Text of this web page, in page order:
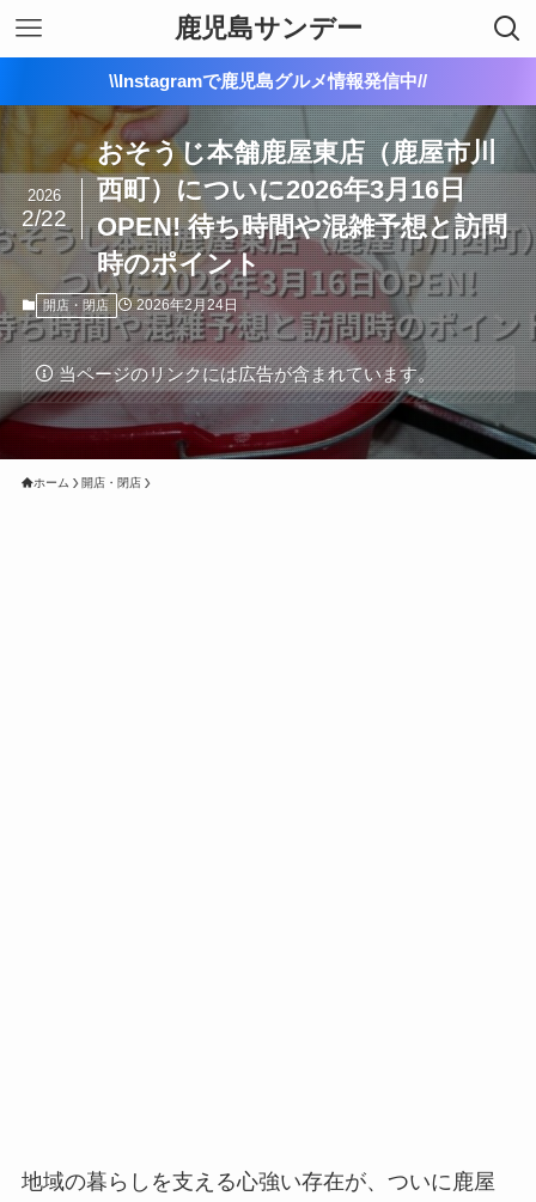
鹿児島サンデー
\\Instagramで鹿児島グルメ情報発信中//
おそうじ本舗鹿屋東店（鹿屋市川
西町）についに2026年3月16日
OPEN! 待ち時間や混雑予想と訪問
時のポイント
2026
2/22
開店・閉店 2026年2月24日
当ページのリンクには広告が含まれています。
ホーム 開店・閉店
地域の暮らしを支える心強い存在が、ついに鹿屋